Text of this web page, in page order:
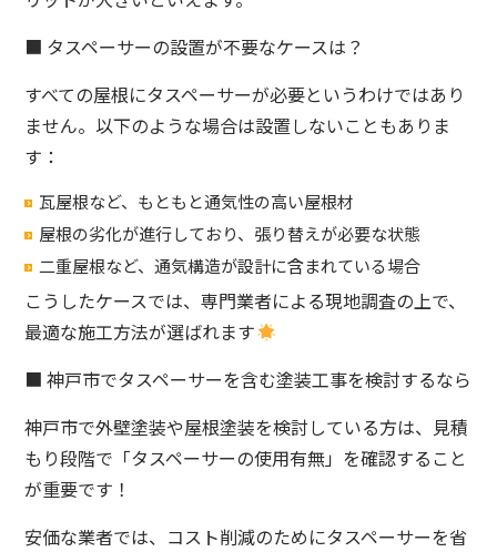
■ タスペーサーの設置が不要なケースは？
すべての屋根にタスペーサーが必要というわけではあり
ません。以下のような場合は設置しないこともありま
す：
瓦屋根など、もともと通気性の高い屋根材
屋根の劣化が進行しており、張り替えが必要な状態
二重屋根など、通気構造が設計に含まれている場合
こうしたケースでは、専門業者による現地調査の上で、
最適な施工方法が選ばれます
■ 神戸市でタスペーサーを含む塗装工事を検討するなら
神戸市で外壁塗装や屋根塗装を検討している方は、見積
もり段階で「タスペーサーの使用有無」を確認すること
が重要です！
安価な業者では、コスト削減のためにタスペーサーを省